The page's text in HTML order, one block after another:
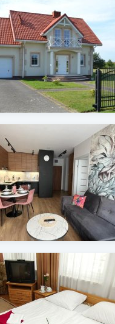
m
a
r
k
e
y
t
e
t
e
k
e
y
a
r
d